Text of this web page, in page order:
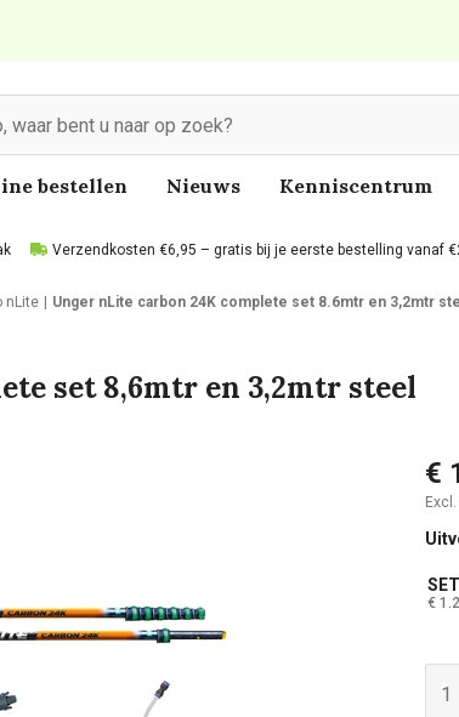
bestellen Nieuws Kenniscentrum
Verzendkosten €6,95 – gratis bij je eerste bestelling vanaf
nLite Unger nLite carbon 24K complete set 8.6mtr en 3,2mtr
set 8,6mtr en 3,2mtr steel
€
SET
€